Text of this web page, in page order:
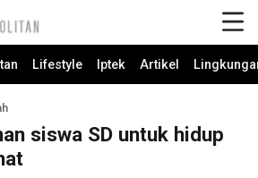
Lifestyle Iptek Artikel
siswa SD untuk hidup